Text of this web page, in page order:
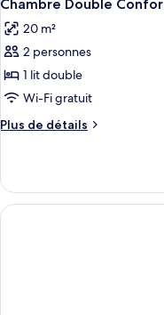
Chambre Double
20 m²
2 personnes
1 lit double
Wi-Fi gratuit
Plus de détails
Plus
le
type
de